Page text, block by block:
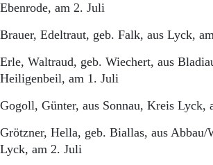
Ebenrode, am 2. Juli
Brauer, Edeltraut, geb. Falk, aus Lyck,
Erle, Waltraud, geb. Wiechert, aus
Heiligenbeil, am 1. Juli
Gogoll, Günter, aus Sonnau, Kreis Lyck,
Grötzner, Hella, geb. Biallas, aus
Lyck, am 2. Juli